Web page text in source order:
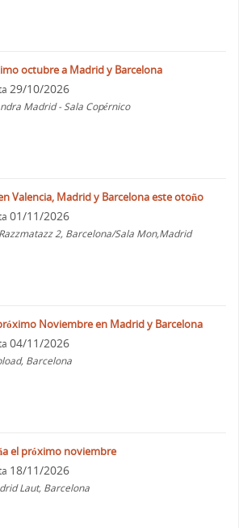
octubre a Madrid y Barcelona
29/10/2026
Madrid - Sala Copérnico
Valencia, Madrid y Barcelona este otoño
01/11/2026
2, Barcelona/Sala Mon,Madrid
Noviembre en Madrid y Barcelona
04/11/2026
Barcelona
el próximo noviembre
18/11/2026
Laut, Barcelona